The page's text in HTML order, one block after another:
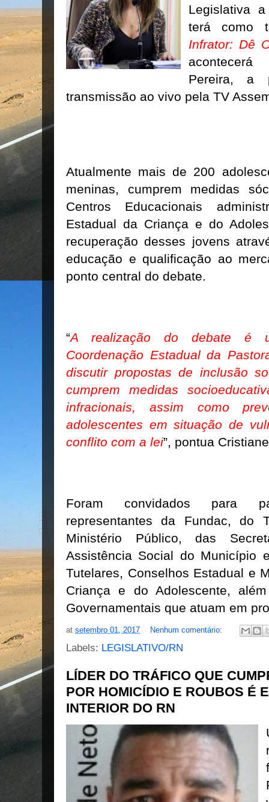
Legislativa
terá como
Infrator: Dê
Pereira, a
transmissão ao vivo pela TV
Atualmente mais de 200
meninas, cumprem medidas
Centros Educacionais
Estadual da Criança e do
recuperação desses jovens
educação e qualificação ao
ponto central do debate.
“A realização do debate é
Coordenação Estadual da
discutir propostas de inclusão
cumprem medidas
infracionais, assim como
adolescentes em situação de
conflito com a lei”, pontua
Foram convidados para
representantes da Fundac, do
Ministério Público, das
Assistência Social do Município
Tutelares, Conselhos Estadual e
Criança e do Adolescente,
Governamentais que atuam em
at setembro 01, 2017 Nenhum comentário:
Labels: LEGISLATIVO/RN
LÍDER DO TRÁFICO QUE
POR HOMICÍDIO E ROUBOS É
INTERIOR DO RN